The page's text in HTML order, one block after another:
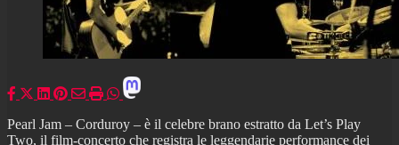
Pearl Jam – Corduroy – è il celebre brano estratto da Let’s Play
Two, il film-concerto che registra le leggendarie performance dei